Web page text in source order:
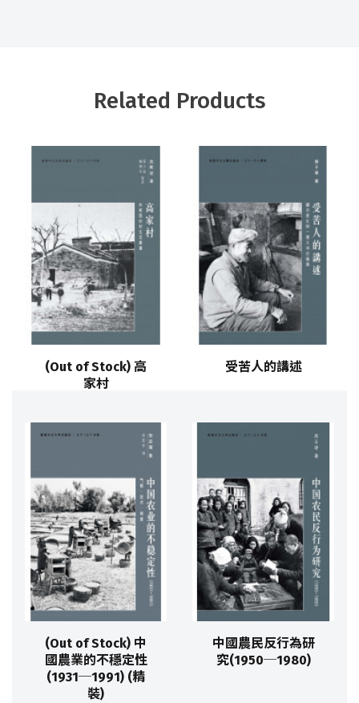
Related Products
(Out of Stock) 高
家村
受苦人的講述
(Out of Stock) 中
國農業的不穩定性
(1931─1991) (精
裝)
中國農民反行為研
究(1950─1980)